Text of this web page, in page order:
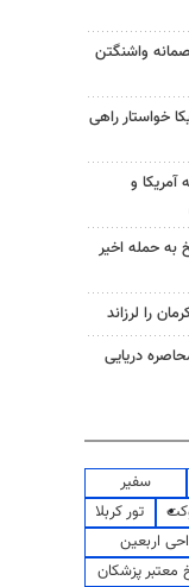
واشنگتن
خواستار راهی
و
به حمله اخیر
دریایی
سفیر
تور کربلا
اربعین
معتبر پزشکان